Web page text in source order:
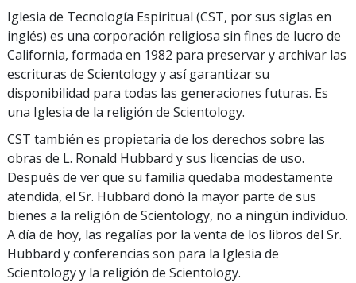
Iglesia de Tecnología Espiritual (CST, por sus siglas en
inglés) es una corporación religiosa sin fines de lucro de
California, formada en 1982 para preservar y archivar las
escrituras de Scientology y así garantizar su
disponibilidad para todas las generaciones futuras. Es
una Iglesia de la religión de Scientology.
CST también es propietaria de los derechos sobre las
obras de L. Ronald Hubbard y sus licencias de uso.
Después de ver que su familia quedaba modestamente
atendida, el Sr. Hubbard donó la mayor parte de sus
bienes a la religión de Scientology, no a ningún individuo.
A día de hoy, las regalías por la venta de los libros del Sr.
Hubbard y conferencias son para la Iglesia de
Scientology y la religión de Scientology.